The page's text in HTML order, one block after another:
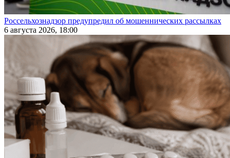
Россельхознадзор предупредил об мошеннических рассылках
6 августа 2026, 18:00